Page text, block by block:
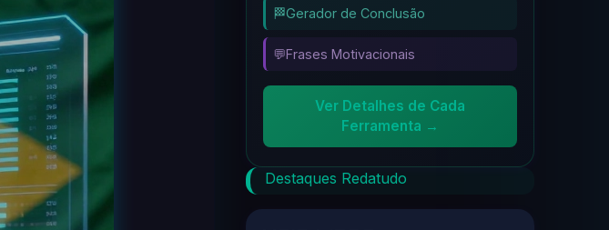
🏁Gerador de Conclusão
💬Frases Motivacionais
Ver Detalhes de Cada
Ferramenta →
Destaques Redatudo